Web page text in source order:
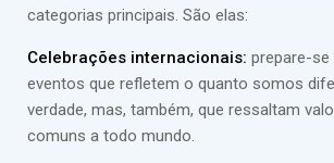
categorias principais. São elas:
Celebrações internacionais: prepare-
eventos que refletem o quanto somos
verdade, mas, também, que ressaltam
comuns a todo mundo.